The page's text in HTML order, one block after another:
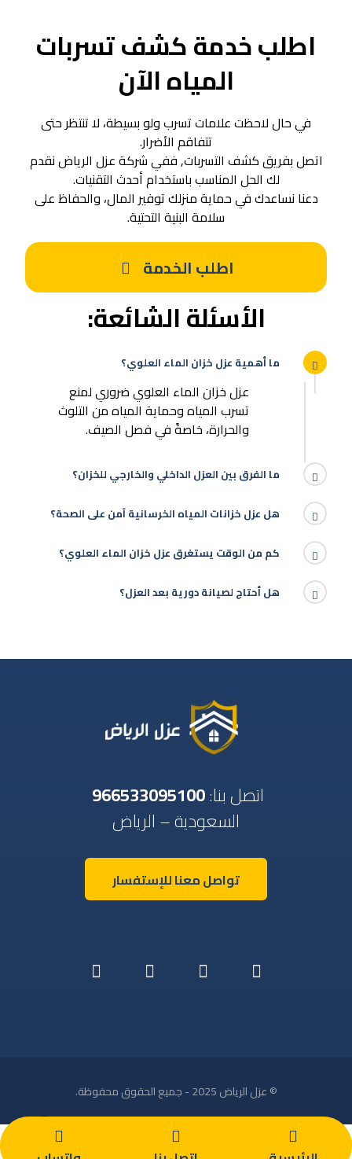
اطلب خدمة كشف تسربات
المياه الآن
في حال لاحظت علامات تسرب ولو بسيطة، لا تنتظر حتى
تتفاقم الأضرار.
اتصل بفريق كشف التسربات, ففي شركة عزل الرياض نقدم
لك الحل المناسب باستخدام أحدث التقنيات.
دعنا نساعدك في حماية منزلك توفير المال، والحفاظ على
سلامة البنية التحتية.
اطلب الخدمة
الأسئلة الشائعة:
ما أهمية عزل خزان الماء العلوي؟
عزل خزان الماء العلوي ضروري لمنع
تسرب المياه وحماية المياه من التلوث
والحرارة، خاصةً في فصل الصيف.
ما الفرق بين العزل الداخلي والخارجي للخزان؟
هل عزل خزانات المياه الخرسانية آمن على الصحة؟
كم من الوقت يستغرق عزل خزان الماء العلوي؟
هل أحتاج لصيانة دورية بعد العزل؟
اتصل بنا:966533095100
السعودية – الرياض
تواصل معنا للإستفسار
© عزل الرياض 2025 - جميع الحقوق محفوظة.